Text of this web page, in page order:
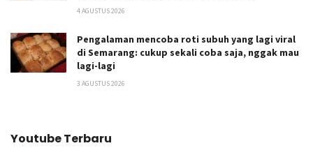
4 AGUSTUS 2026
Pengalaman mencoba roti subuh yang lagi viral
di Semarang: cukup sekali coba saja, nggak mau
lagi-lagi
3 AGUSTUS 2026
Youtube Terbaru